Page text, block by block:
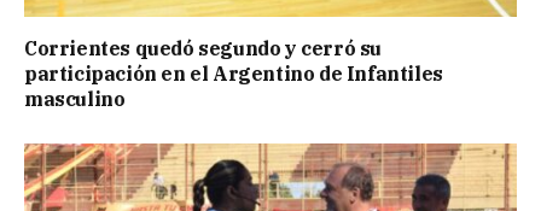
Corrientes quedó segundo y cerró su
participación en el Argentino de Infantiles
masculino